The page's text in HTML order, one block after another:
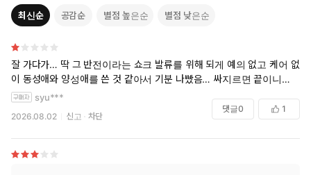
최신순 공감순 별점 높은순 별점 낮은순
잘 가다가… 딱 그 반전이라는 쇼크 발류를 위해 되게 예의 없고 케어 없
이 동성애와 양성애를 쓴 것 같아서 기분 나빴음… 싸지르면 끝이니…
syu***
2026.08.02 신고 차단
댓글0 1